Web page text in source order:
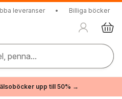
leveranser • Billiga böcker
penna...
upp till 50% →